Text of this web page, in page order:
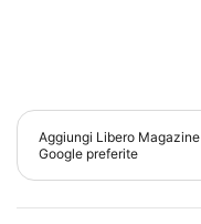
Aggiungi Libero Magazine
Google preferite